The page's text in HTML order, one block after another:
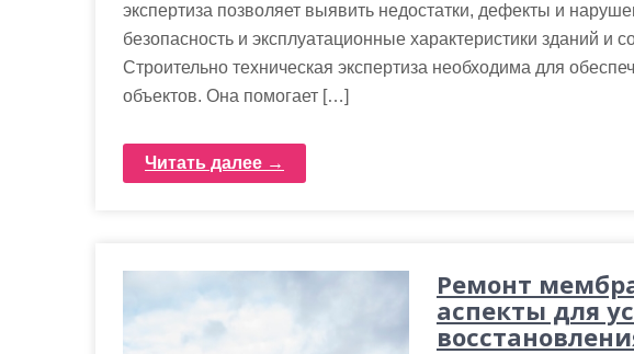
экспертиза позволяет выявить недостатки, дефекты и
безопасность и эксплуатационные характеристики зданий и
Строительно техническая экспертиза необходима для
объектов. Она помогает […]
Читать далее →
Ремонт
аспекты для